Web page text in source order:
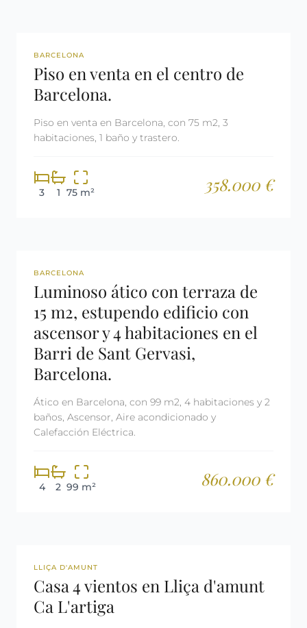
REF: 2998
BARCELONA
Piso en venta en el centro de
Barcelona.
Piso en venta en Barcelona, con 75 m2, 3
habitaciones, 1 baño y trastero.
3 1 75 m² 358.000 €
REF: 2877
BARCELONA
Luminoso ático con terraza de
15 m2, estupendo edificio con
ascensor y 4 habitaciones en el
Barri de Sant Gervasi,
Barcelona.
Ático en Barcelona, con 99 m2, 4 habitaciones y 2
baños, Ascensor, Aire acondicionado y
Calefacción Eléctrica.
4 2 99 m² 860.000 €
REF: 2861
LLIÇA D'AMUNT
Casa 4 vientos en Lliça d'amunt
Ca L'artiga